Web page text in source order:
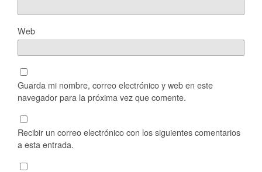
Web
Guarda mi nombre, correo electrónico y web en este
navegador para la próxima vez que comente.
Recibir un correo electrónico con los siguientes comentarios
a esta entrada.